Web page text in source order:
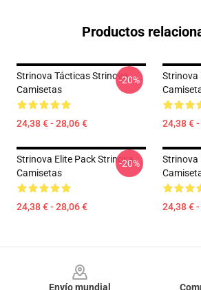
Productos
Strinova Tácticas Strinova
Camisetas
24,38 € - 28,06 €
-20%
Strinova
24,38 €
Strinova Elite Pack Strinova
Camisetas
24,38 € - 28,06 €
-20%
Strinova
24,38 €
Envío mundial